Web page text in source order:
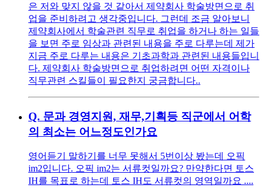
은 저와 맞지 않을 것 같아서 제약회사 학술방면으로 취
업을 준비하려고 생각중입니다. 그런데 조금 알아보니
제약회사에서 학술관련 직무로 취업을 하거나 하는 일들
을 보면 주로 임상과 관련된 내용을 주로 다루는데 제가
지금 주로 다루는 내용은 기초과학과 관련된 내용들입니
다. 제약회사 학술방면으로 취업하려면 어떤 자격이나
직무관련 스킬들이 필요한지 궁금합니다..
Q. 문과 경영지원, 재무,기획등 직군에서 어학
의 최소는 어느정도인가요
영어듣기 말하기를 너무 못해서 5번이상 봤는데 오픽
im2입니다. 오픽 im2는 서류컷일까요? 만약한다면 토스
IH를 목표로 하는데 토스 IH도 서류컷의 영역일까요 ....